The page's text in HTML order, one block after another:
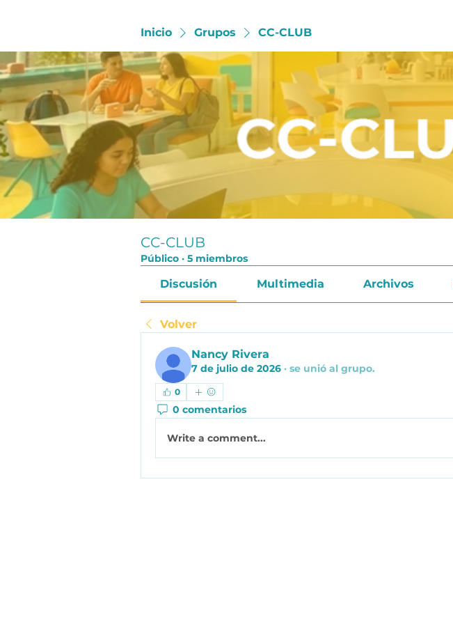
Inicio Grupos CC-CLUB
CC-CLUB
Público · 5 miembros
Discusión Multimedia Archivos
Volver
Nancy Rivera
7 de julio de 2026 · se unió al grupo.
0
0 comentarios
Write a comment...